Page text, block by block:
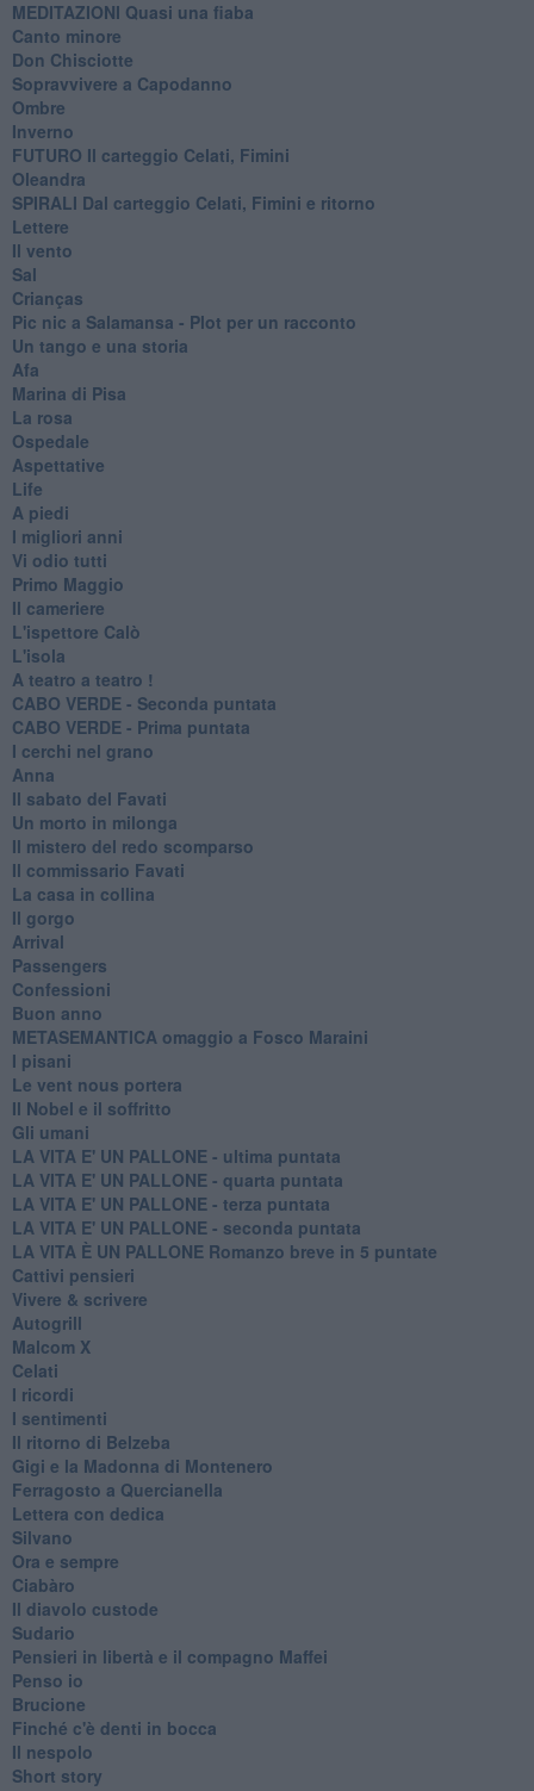
MEDITAZIONI Quasi una fiaba
Canto minore
Don Chisciotte
Sopravvivere a Capodanno
Ombre
Inverno
FUTURO Il carteggio Celati, Fimini
Oleandra
SPIRALI Dal carteggio Celati, Fimini e ritorno
Lettere
Il vento
Sal
Crianças
Pic nic a Salamansa - Plot per un racconto
Un tango e una storia
Afa
Marina di Pisa
La rosa
Ospedale
Aspettative
Life
A piedi
I migliori anni
Vi odio tutti
Primo Maggio
Il cameriere
L'ispettore Calò
L'isola
A teatro a teatro !
CABO VERDE - Seconda puntata
CABO VERDE - Prima puntata
I cerchi nel grano
Anna
Il sabato del Favati
Un morto in milonga
Il mistero del redo scomparso
Il commissario Favati
La casa in collina
Il gorgo
Arrival
Passengers
Confessioni
Buon anno
METASEMANTICA omaggio a Fosco Maraini
I pisani
Le vent nous portera
Il Nobel e il soffritto
Gli umani
LA VITA E' UN PALLONE - ultima puntata
LA VITA E' UN PALLONE - quarta puntata
LA VITA E' UN PALLONE - terza puntata
LA VITA E' UN PALLONE - seconda puntata
LA VITA È UN PALLONE Romanzo breve in 5 puntate
Cattivi pensieri
Vivere & scrivere
Autogrill
Malcom X
Celati
I ricordi
I sentimenti
Il ritorno di Belzeba
Gigi e la Madonna di Montenero
Ferragosto a Quercianella
Lettera con dedica
Silvano
Ora e sempre
Ciabàro
Il diavolo custode
Sudario
Pensieri in libertà e il compagno Maffei
Penso io
Brucione
Finché c'è denti in bocca
Il nespolo
Short story